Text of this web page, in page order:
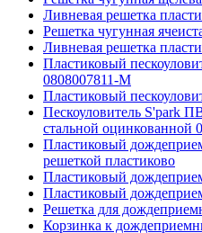
Ливневая решетка
Решетка чугунная
Ливневая решетка
Пластиковый
0808007811-М
Пластиковый
Пескоуловитель S'park
стальной оцинкованной
Пластиковый
решеткой пластиково
Пластиковый
Пластиковый
Решетка для
Корзинка к